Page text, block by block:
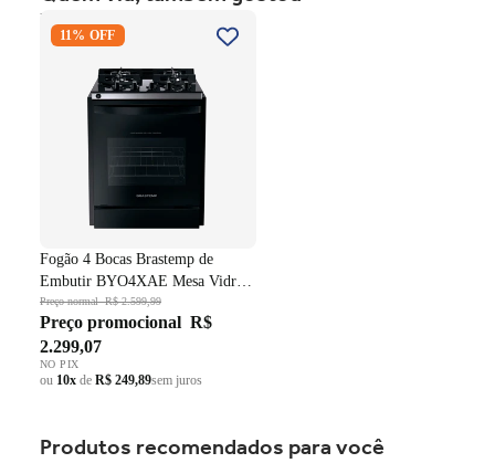
Fogão 4 Bocas Brastemp de
Embutir BYO4XAE Mesa
Fundido Dupla Chama Preto
11% OFF
Fogão 4 Bocas Brastemp de
Embutir BYO4XAE Mesa Vidro
Grade em Ferro Fundido Dupla
Chama Preto Bivolt
Preço normalR$ 2.599,99
Preço promocional R$
2.299,07
NO PIX
ou 10x de R$ 249,89sem juros
Produtos recomendados para você